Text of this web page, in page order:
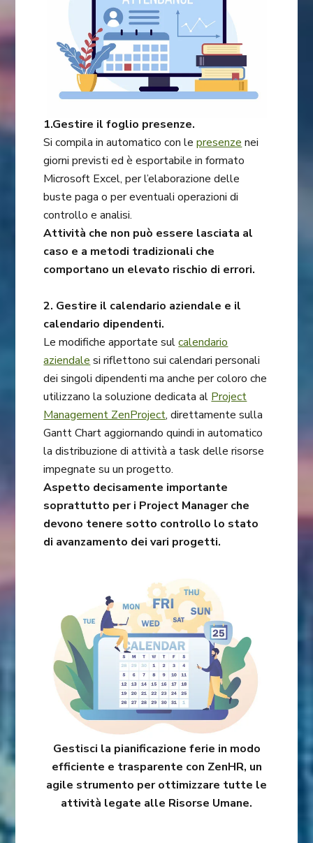
1.Gestire il foglio presenze.
Si compila in automatico con lepresenze nei
giorni previsti ed è esportabile in formato
Microsoft Excel, per l’elaborazione delle
buste paga o per eventuali operazioni di
controllo e analisi.
Attività che non può essere lasciata al
caso e a metodi tradizionali che
comportano un elevato rischio di errori.
2. Gestire il calendario aziendale e il
calendario dipendenti.
Le modifiche apportate sulcalendario
aziendale si riflettono sui calendari personali
dei singoli dipendenti ma anche per coloro che
utilizzano la soluzione dedicata al Project
Management ZenProject, direttamente sulla
Gantt Chart aggiornando quindi in automatico
la distribuzione di attività a task delle risorse
impegnate su un progetto.
Aspetto decisamente importante
soprattutto per i Project Manager che
devono tenere sotto controllo lo stato
di avanzamento dei vari progetti.
Gestisci la pianificazione ferie in modo
efficiente e trasparente con ZenHR, un
agile strumento per ottimizzare tutte le
attività legate alle Risorse Umane.